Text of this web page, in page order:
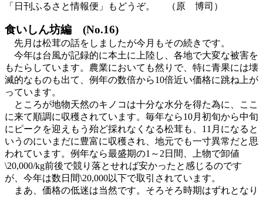
「日刊ふるさと情報便」もどうぞ。 （原 博司）
食いしん坊編 (No.16)
先月は松茸の話をしましたが今月もその続きです。
今年は台風が記録的に本土に上陸し、各地で大変な被害を
もたらしています。農業においても然りで、特に青果には壊
滅的なものも出て、例年の数倍から10倍近い価格に跳ね上が
っています。
ところが地物天然のキノコは十分な水分を得た為に、ここ
に来て順調に収穫されています。毎年なら10月初旬から中旬
にピークを迎えもう殆ど採れなくなる松茸も、11月になると
いうのにいまだに豊富に収穫され、地元でも一寸異常だと思
われています。例年なら最盛期の1～2日間、上物で卸値
\20,000/kg前後で競り落とせれば安かったと感じるのです
が、今年は数日間\20,000以下で取引されています。
まあ、価格の低迷は当然です。そろそろ時期はずれとなり